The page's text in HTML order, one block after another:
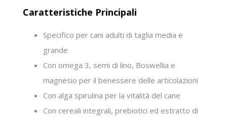
Caratteristiche Principali
Specifico per cani adulti di taglia media e
grande
Con omega 3, semi di lino, Boswellia e
magnesio per il benessere delle articolazioni
Con alga spirulina per la vitalità del cane
Con cereali integrali, prebiotici ed estratto di